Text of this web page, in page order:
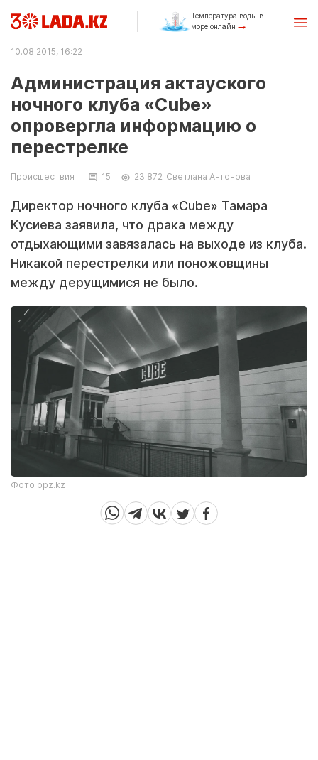
Температура воды в
море онлайн
10.08.2015, 16:22
Администрация актауского
ночного клуба «Cube»
опровергла информацию о
перестрелке
Происшествия 15 23 872 Светлана Антонова
Директор ночного клуба «Cube» Тамара
Кусиева заявила, что драка между
отдыхающими завязалась на выходе из клуба.
Никакой перестрелки или поножовщины
между дерущимися не было.
Фото ppz.kz